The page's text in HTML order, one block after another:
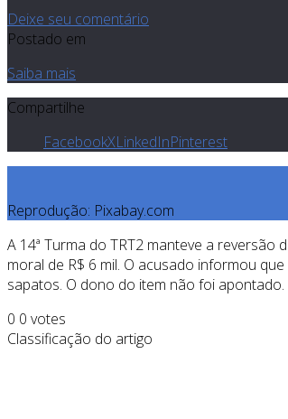
Deixe seu comentário
Postado em
Saiba mais
Compartilhe
FacebookXLinkedInPinterest
Reprodução: Pixabay.com
A 14ª Turma do TRT2 manteve a
moral de R$ 6 mil. O acusado informou
sapatos. O dono do item não foi
0 0 votes
Classificação do artigo